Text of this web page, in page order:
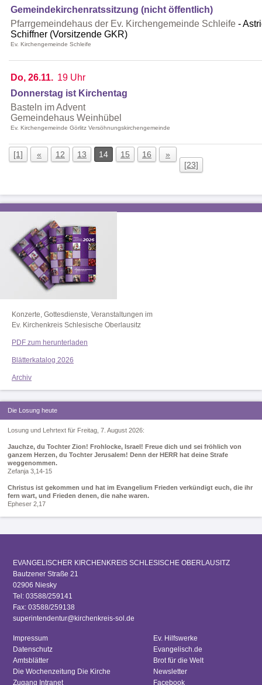
Gemeindekirchenratssitzung (nicht öffentlich)
Pfarrgemeindehaus der Ev. Kirchengemeinde Schleife
Schiffner (Vorsitzende GKR)
Ev. Kirchengemeinde Schleife
Do, 26.11. 19 Uhr
Donnerstag ist Kirchentag
Basteln im Advent
Gemeindehaus Weinhübel
Ev. Kirchengemeinde Görlitz Versöhnungskirchengemeinde
[1] « 12 13 14 15 16
»
[23]
Konzerte, Gottesdienste, Veranstaltungen im
Ev. Kirchenkreis Schlesische Oberlausitz
PDF zum herunterladen
Blätterkatalog 2026
Archiv
Die Losung heute
Losung und Lehrtext für Freitag, 7. August 2026:
Jauchze, du Tochter Zion! Frohlocke, Israel! Freue dich und sei fröhlich von
ganzem Herzen, du Tochter Jerusalem! Denn der HERR hat deine Strafe
weggenommen.
Zefanja 3,14-15
Christus ist gekommen und hat im Evangelium Frieden verkündigt euch, die ihr
fern wart, und Frieden denen, die nahe waren.
Epheser 2,17
EVANGELISCHER KIRCHENKREIS SCHLESISCHE OBERLAUSITZ
Bautzener Straße 21
02906 Niesky
Tel: 03588/259141
Fax: 03588/259138
superintendentur@kirchenkreis-sol.de
Impressum
Datenschutz
Amtsblätter
Die Wochenzeitung Die Kirche
Zugang Intranet
Ev. Hilfswerke
Evangelisch.de
Brot für die Welt
Newsletter
Facebook